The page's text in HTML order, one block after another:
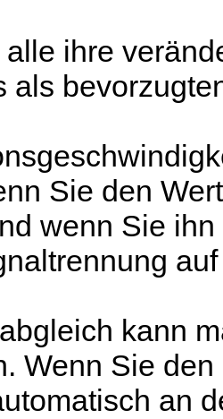
ihre
als
Sie den
wenn Sie
kann
Wenn Sie
an